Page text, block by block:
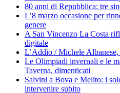
80 anni di Repubblica: tre
L’8 marzo occasione per
genere
A San Vincenzo La Costa
digitale
L’Addio / Michele
Le Olimpiadi invernali e le
Taverna, dimenticati
Salvini a Bova e Melito: i
intervenire subito